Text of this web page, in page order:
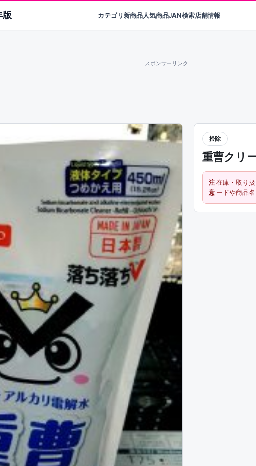
版 カテゴリ新商品人気商品JAN検索店舗情報
スポンサーリンク
掃除
重曹クリ
注
意
在庫・取り
ードや商品